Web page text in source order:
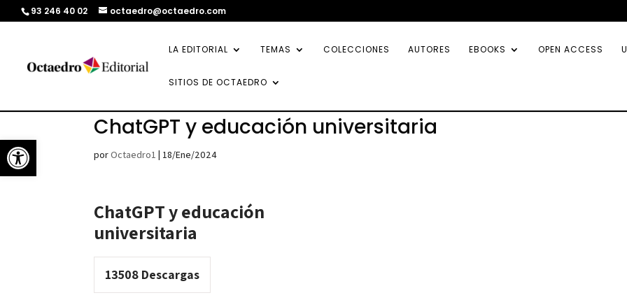
Abrir barra de herramientas
93 246 40 02 octaedro@octaedro.com
LA EDITORIAL TEMAS COLECCIONES AUTORES EBOOKS OPEN ACCESS
SITIOS DE OCTAEDRO
ChatGPT y educación universitaria
porOctaedro1 | 18/Ene/2024
ChatGPT y educación
universitaria
13508 Descargas